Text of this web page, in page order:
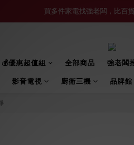
買多件家電找強老闆，比百
官網現金轉帳優惠 結帳輸【
💰優惠超值組 全部商品 強老闆
影音電視 廚衛三機 品牌館